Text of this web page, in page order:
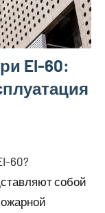
EI-60:
60?
собой